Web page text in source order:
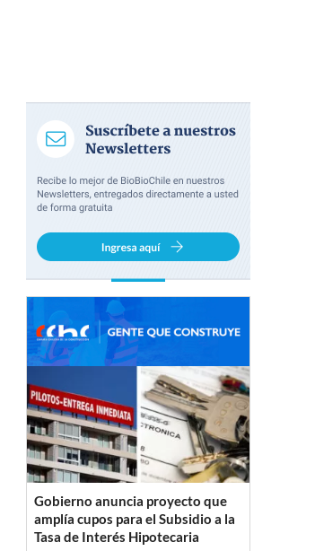
Gobierno anuncia proyecto que
amplía cupos para el Subsidio a la
Tasa de Interés Hipotecaria